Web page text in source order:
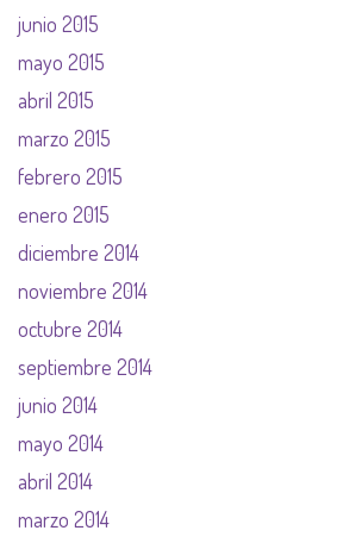
junio 2015
mayo 2015
abril 2015
marzo 2015
febrero 2015
enero 2015
diciembre 2014
noviembre 2014
octubre 2014
septiembre 2014
junio 2014
mayo 2014
abril 2014
marzo 2014